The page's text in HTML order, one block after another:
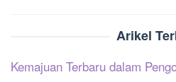
Arikel
Kemajuan Terbaru dalam